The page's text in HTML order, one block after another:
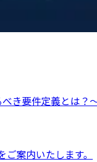
べき要件定義とは
案内いたします。